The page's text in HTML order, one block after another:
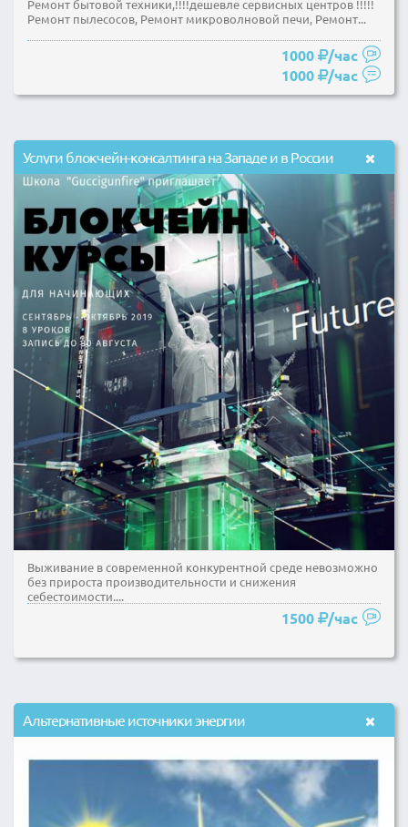
Ремонт бытовой техники,!!!!дешевле сервисных центров !!!!!
Ремонт пылесосов, Ремонт микроволновой печи, Ремонт...
1000
/час
1000
/час
Услуги блокчейн-консалтинга на Западе и в России
Выживание в современной конкурентной среде невозможно
без прироста производительности и снижения
себестоимости....
1500 /час
Альтернативные источники энергии